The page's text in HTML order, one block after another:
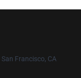
Francisco, CA